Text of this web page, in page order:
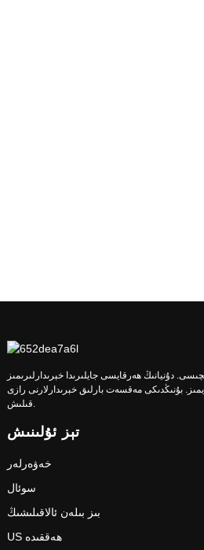
دۇنيانىڭ ھەرقايسى جايلىرىدا خېرىدارلىرىمىز
بۇنىڭدىكى مەقسەت بارلىق خېرىدارلارنى رازى
قىلىش.
تېز ئۇلىنىش
خەۋەرلەر
سوئال
بىز بىلەن ئالاقىلىشىڭ
US ھەققىدە